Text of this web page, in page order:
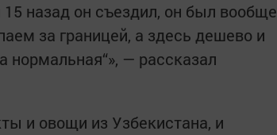
15 назад он съездил, он был вообще
за границей, а здесь дешево и
нормальная“», — рассказал
и овощи из Узбекистана, и